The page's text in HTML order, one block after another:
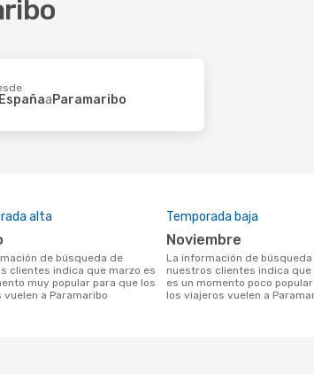
aParamaribo
alta
clientes indica que marzo es
muy popular para que los
vuelen a Paramaribo
Temporada baja
noviembre
La información de búsqueda de
nuestros clientes indica que
es un momento poco
los viajeros vuelen a